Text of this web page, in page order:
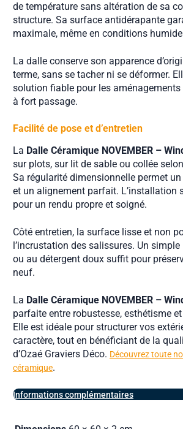
de température sans altération de sa
structure. Sa surface antidérapante
maximale, même en conditions
La dalle conserve son apparence
terme, sans se tacher ni se déformer.
solution fiable pour les
à fort passage.
Facilité de pose et d’entretien
La Dalle Céramique NOVEMBER –
sur plots, sur lit de sable ou collée
Sa régularité dimensionnelle permet
et un alignement parfait. L’installation
pour un rendu propre et soigné.
Côté entretien, la surface lisse et non
l’incrustation des salissures. Un simple
ou au détergent doux suffit pour
neuf.
La Dalle Céramique NOVEMBER –
parfaite entre robustesse, esthétisme
Elle est idéale pour structurer vos
caractère, tout en bénéficiant de la
d’Ozaé Graviers Déco. Découvrez toute
céramique.
Informations complémentaires